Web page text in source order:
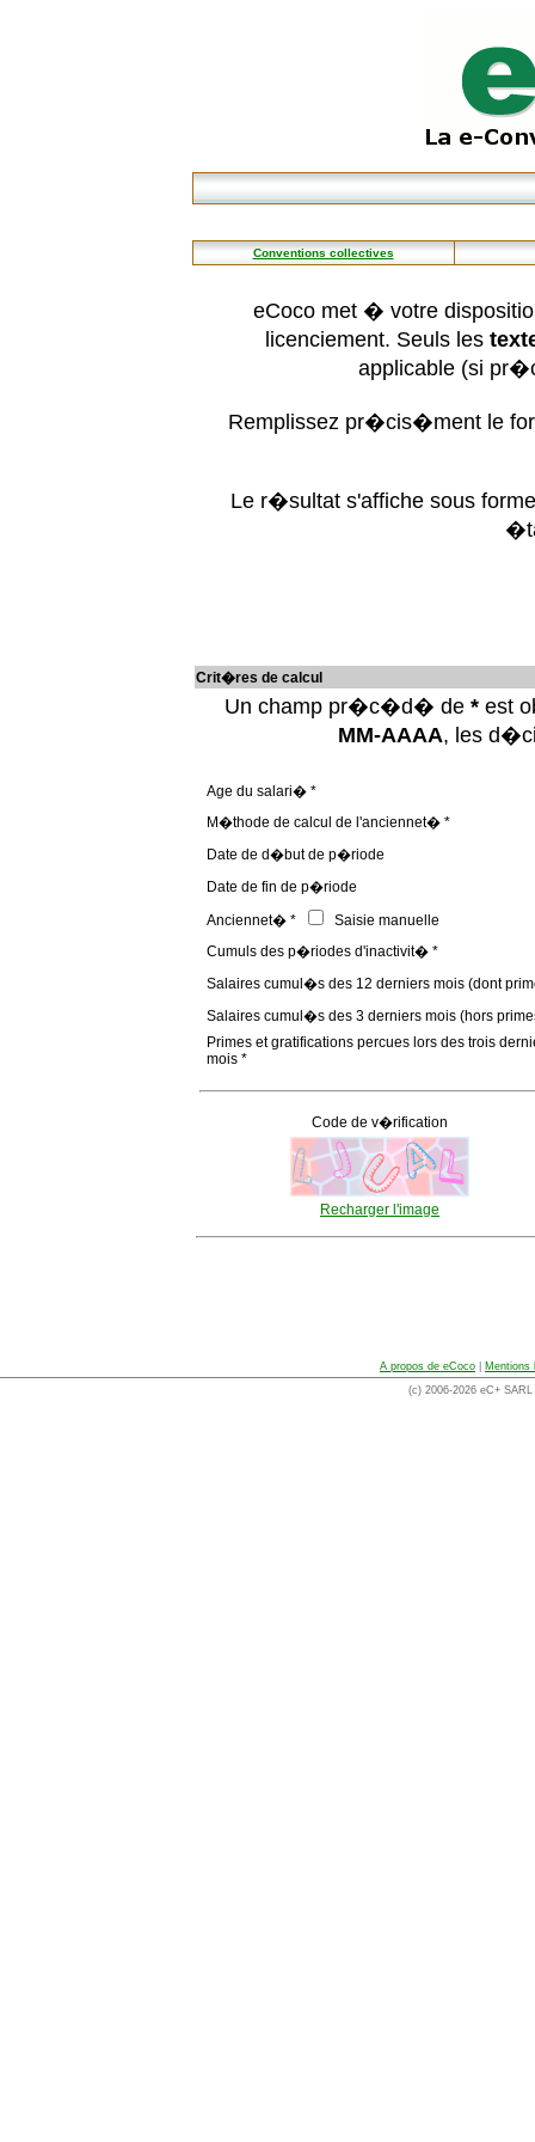
Conventions collectives
eCoco met � votre
licenciement. Seuls les
applicable (si
Remplissez pr�cis�ment le
Le r�sultat s'affiche sous
Crit�res de calcul
Un champ pr�c�d� de * est
MM-AAAA, les
Age du salari� *
M�thode de calcul de l'anciennet� *
Date de d�but de p�riode
Date de fin de p�riode
Anciennet� *
Saisie manuelle
Cumuls des p�riodes d'inactivit� *
Salaires cumul�s des 12 derniers mois (dont
Salaires cumul�s des 3 derniers mois (hors
Primes et gratifications percues lors des trois
mois *
Code de v�rification
Recharger l'image
A propos de eCoco
Mentions
(c) 2006-2026 eC+